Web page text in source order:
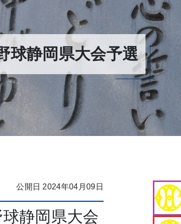
球静岡県大会予選
公開日 2024年04月09日
静岡県大会